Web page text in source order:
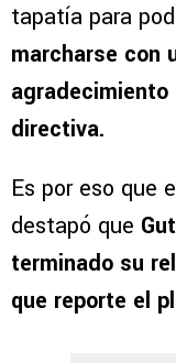
tapatía para
marcharse con
agradecimiento
directiva.
Es por eso que
destapó que
terminado su
que reporte el